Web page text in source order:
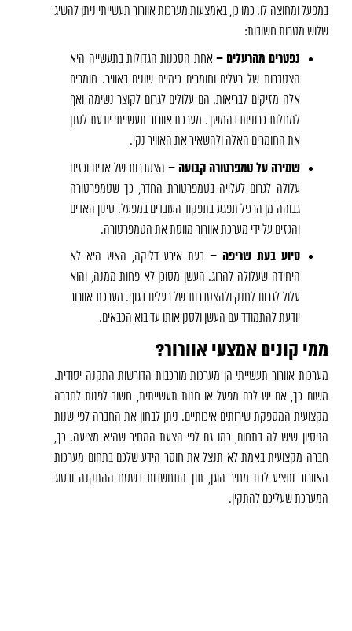
במפעל ומחוצה לו. כמו כן, באמצעות מערכות אוורור תעשייתי ניתן להשיג
שלוש מטרות חשובות:
נפטרים מהרעלים – אחת הסכנות הגדולות בתעשייה היא
הצטברות של רעלים וחומרים כימיים שונים באוויר. חומרים
אלה מזיקים לבריאות. הם עלולים לגרום לקוצר נשימה ואף
למחלות כרוניות בהמשך. מערכת אוורור תעשייתי יודעת לסנן
את החומרים האלה ולהשאיר את האוויר נקי.
שמירה על טמפרטורה קבועה – הצטברות של אדים וגזים
עלולה לגרום לעלייה בטמפרטורת החדר, כך שטמפרטורה
גבוהה מן הרגיל תפגע בתפקוד העובדים במפעל. סינון האדים
והגזים על ידי מערכת אוורור מווסת את הטמפרטורה.
סיוע בעת שריפה –בעת אירע דליקה, האש היא לא
היחידה שעלולה להרוג. העשן מסוכן לא פחות ממנה, והוא
עלול לגרום לחנק ולהצטברות של רעלים בגוף. מערכת אוורור
יודעת להתמודד עם העשן ולסנן אותו עד בוא הכבאים.
ממי קונים אמצעי אוורור?
מערכות אוורור תעשייתי הן מערכות מורכבות הדורשות התקנה יסודית.
משום כך, אם יש לכם מפעל או חנות תעשייתית, חשוב לפנות לחברה
מקצועית המספקת שירותים איכותיים. ניתן לבחון את החברה לפי שנות
הניסיון שיש לה בתחום, כמו גם לפי הצעת המחיר שהיא מציעה. כך,
חברה מקצועית באמת לא תנצל את חוסר הידע שלכם בתחום מערכות
האוורור ותציע לכם מחיר הוגן, תוך התחשבות בשטח ההתקנה ובסוג
המערכת שעליכם להתקין.